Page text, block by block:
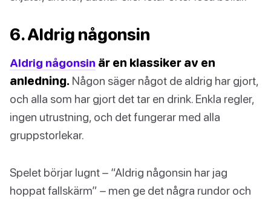
6. Aldrig någonsin
Aldrig någonsin är en klassiker av en
anledning. Någon säger något de aldrig har gjort,
och alla som har gjort det tar en drink. Enkla regler,
ingen utrustning, och det fungerar med alla
gruppstorlekar.
Spelet börjar lugnt – “Aldrig någonsin har jag
hoppat fallskärm” – men ge det några rundor och